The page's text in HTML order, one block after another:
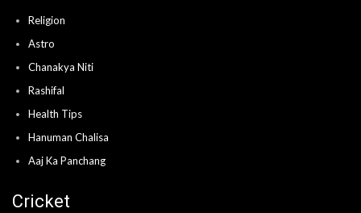
Religion
Astro
Chanakya Niti
Rashifal
Health Tips
Hanuman Chalisa
Aaj Ka Panchang
Cricket